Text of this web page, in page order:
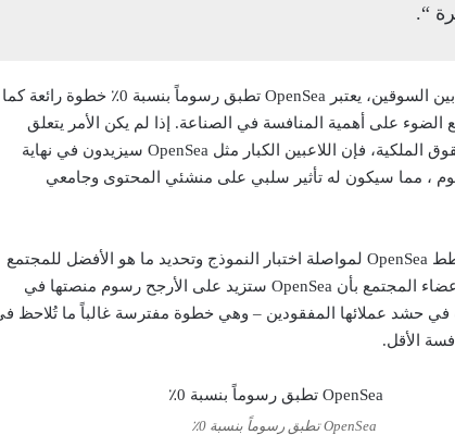
“.
وسط حرب الملكية بين السوقين، يعتبر OpenSea تطبق رسوماً بنسبة 0٪ خطوة رائعة كما
على أهمية المنافسة في الصناعة. إذا لم يكن الأمر يتعلق
بأسواق خالية من حقوق الملكية، فإن اللاعبين الكبار مثل OpenSea سيزيدون في نهاية
، مما سيكون له تأثير سلبي على منشئي المحتوى وجامعي
علاوة على ذلك، تخطط OpenSea لمواصلة اختبار النموذج وتحديد ما هو الأفضل للمجتمع
والمؤسسة. يتكهن أعضاء المجتمع بأن OpenSea ستزيد على الأرجح رسوم منصتها في
في حشد عملائها المفقودين – وهي خطوة مفترسة غالباً ما تُلاحظ
الأقل.
OpenSea تطبق رسوماً بنسبة 0٪